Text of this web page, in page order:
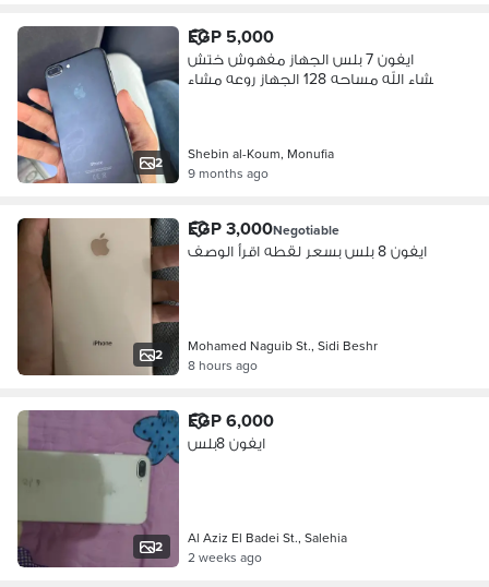
2
EGP 5,000
ايفون 7 بلس الجهاز مفهوش ختش
مشاء الله مساحه 128 الجهاز روعه مشاء
Shebin al-Koum, Monufia
9 months ago
2
EGP 3,000Negotiable
ايفون 8 بلس بسعر لقطه اقرأ الوصف
Mohamed Naguib St., Sidi Beshr
8 hours ago
2
EGP 6,000
ايفون 8بلس
Al Aziz El Badei St., Salehia
2 weeks ago